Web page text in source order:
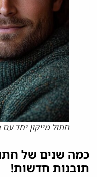
חתול מייקון יחד עם
כמה שנים של
תובנות חדשות!